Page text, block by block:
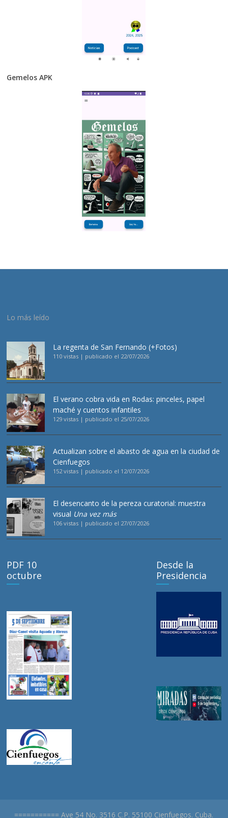
Gemelos APK
Lo más leído
La regenta de San Fernando (+Fotos)
110 vistas | publicado el 22/07/2026
El verano cobra vida en Rodas: pinceles, papel
maché y cuentos infantiles
129 vistas | publicado el 25/07/2026
Actualizan sobre el abasto de agua en la ciudad de
Cienfuegos
152 vistas | publicado el 12/07/2026
El desencanto de la pereza curatorial: muestra
visual Una vez más
106 vistas | publicado el 27/07/2026
PDF 10
octubre
Desde la
Presidencia
=========== Ave 54 No. 3516 C.P. 55100 Cienfuegos. Cuba.